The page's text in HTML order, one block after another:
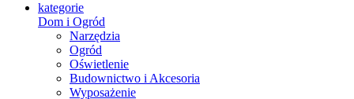
kategorie
Dom i Ogród
Narzędzia
Ogród
Oświetlenie
Budownictwo i Akcesoria
Wyposażenie